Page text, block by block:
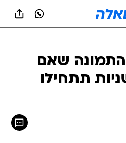
שאם
בה 25 שניות תתחילו